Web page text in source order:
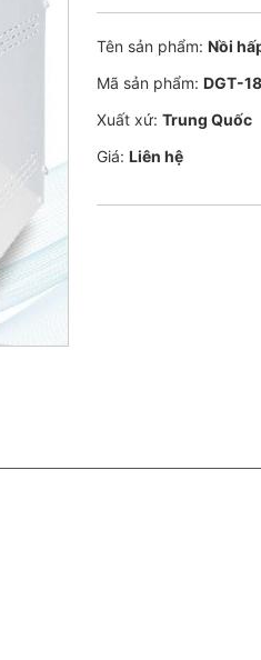
Tên sản phẩm: Nồi
Mã sản phẩm: DGT-
Xuất xứ: Trung Quốc
Giá: Liên hệ